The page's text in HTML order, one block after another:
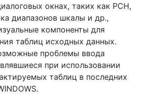
окнах, таких как РСН,
диапазонов шкалы и др.,
компоненты для
таблиц исходных данных.
проблемы ввода
при использовании
таблиц в последних